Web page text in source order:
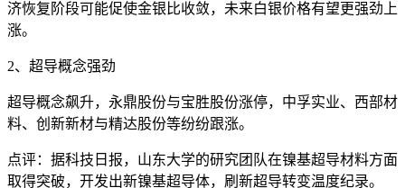
济恢复阶段可能促使金银比收敛，未来白银价格有望更强劲上
涨。
2、超导概念强劲
超导概念飙升，永鼎股份与宝胜股份涨停，中孚实业、西部材
料、创新新材与精达股份等纷纷跟涨。
点评：据科技日报，山东大学的研究团队在镍基超导材料方面
取得突破，开发出新镍基超导体，刷新超导转变温度纪录。